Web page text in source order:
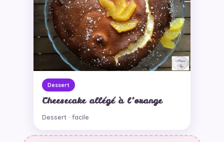
Dessert
Cheesecake allégé à l’orange
Dessert · facile